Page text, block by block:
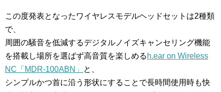
この度発表となったワイヤレスモデルヘッドセットは2種類
で、
周囲の騒音を低減するデジタルノイズキャンセリング機能
を搭載し場所を選ばず高音質を楽しめる h.ear on Wireless
NC「MDR-100ABN」
と、
シンプルかつ首に沿う形状にすることで長時間使用時も快